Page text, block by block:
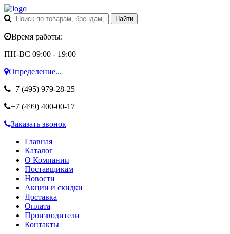
Время работы:
ПН-ВС 09:00 - 19:00
Определение...
+7 (495) 979-28-25
+7 (499) 400-00-17
Заказать звонок
Главная
Каталог
О Компании
Поставщикам
Новости
Акции и скидки
Доставка
Оплата
Производители
Контакты